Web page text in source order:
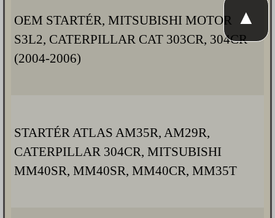
OEM STARTÉR, MITSUBISHI MOTOR
S3L2, CATERPILLAR CAT 303CR, 304CR
(2004-2006)
STARTÉR ATLAS AM35R, AM29R,
CATERPILLAR 304CR, MITSUBISHI
MM40SR, MM40SR, MM40CR, MM35T
▲